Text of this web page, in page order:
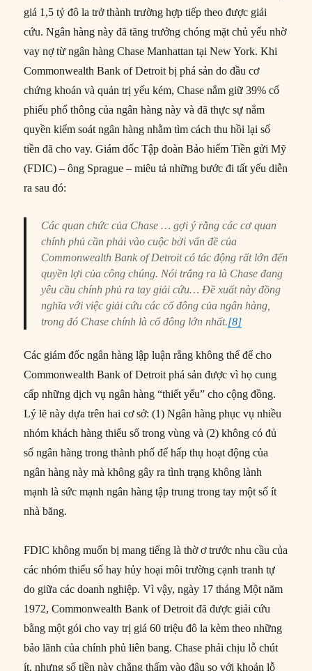
giá 1,5 tỷ đô la trở thành trường hợp tiếp theo được giải
cứu. Ngân hàng này đã tăng trưởng chóng mặt chủ yếu nhờ
vay nợ từ ngân hàng Chase Manhattan tại New York. Khi
Commonwealth Bank of Detroit bị phá sản do đầu cơ
chứng khoán và quản trị yếu kém, Chase nắm giữ 39% cổ
phiếu phổ thông của ngân hàng này và đã thực sự nắm
quyền kiểm soát ngân hàng nhằm tìm cách thu hồi lại số
tiền đã cho vay. Giám đốc Tập đoàn Bảo hiểm Tiền gửi Mỹ
(FDIC) – ông Sprague – miêu tả những bước đi tất yếu diễn
ra sau đó:
Các quan chức của Chase … gợi ý rằng các cơ quan
chính phủ cần phải vào cuộc bởi vấn đề của
Commonwealth Bank of Detroit có tác động rất lớn đến
quyền lợi của công chúng. Nói trắng ra là Chase đang
yêu cầu chính phủ ra tay giải cứu… Đề xuất này đồng
nghĩa với việc giải cứu các cổ đông của ngân hàng,
trong đó Chase chính là cổ đông lớn nhất.[8]
Các giám đốc ngân hàng lập luận rằng không thể để cho
Commonwealth Bank of Detroit phá sản được vì họ cung
cấp những dịch vụ ngân hàng “thiết yếu” cho cộng đồng.
Lý lẽ này dựa trên hai cơ sở: (1) Ngân hàng phục vụ nhiều
nhóm khách hàng thiểu số trong vùng và (2) không có đủ
số ngân hàng trong thành phố để hấp thụ hoạt động của
ngân hàng này mà không gây ra tình trạng không lành
mạnh là sức mạnh ngân hàng tập trung trong tay một số ít
nhà băng.
FDIC không muốn bị mang tiếng là thờ ơ trước nhu cầu của
các nhóm thiểu số hay hủy hoại môi trường cạnh tranh tự
do giữa các doanh nghiệp. Vì vậy, ngày 17 tháng Một năm
1972, Commonwealth Bank of Detroit đã được giải cứu
bằng một gói cho vay trị giá 60 triệu đô la kèm theo những
bảo lãnh của chính phủ liên bang. Chase phải chịu lỗ chút
ít, nhưng số tiền này chẳng thấm vào đâu so với khoản lỗ